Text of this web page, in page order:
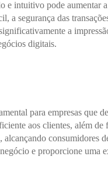
e intuitivo pode
a segurança das
a
digitais.
para empresas que
aos clientes, além
consumidores
e proporcione uma